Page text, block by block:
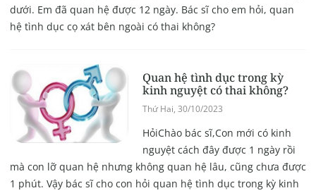
dưới. Em đã quan hệ được 12 ngày. Bác sĩ cho em hỏi, quan
hệ tình dục cọ xát bên ngoài có thai không?
Quan hệ tình dục trong kỳ
kinh nguyệt có thai không?
Thứ Hai, 30/10/2023
HỏiChào bác sĩ,Con mới có kinh
nguyệt cách đây được 1 ngày rồi
mà con lỡ quan hệ nhưng không quan hệ lâu, cũng chưa được
1 phút. Vậy bác sĩ cho con hỏi quan hệ tình dục trong kỳ kinh